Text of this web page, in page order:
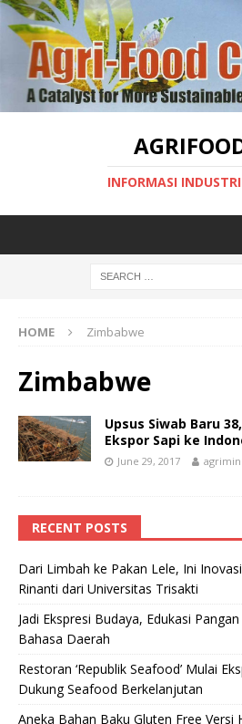
INFORMASI
HOME Zimbabwe
Zimbabwe
Upsus Siwab Baru
Ekspor Sapi ke
June 29, 2017
RECENT POSTS
Dari Limbah ke Pakan Lele, Ini
Rinanti dari Universitas Trisakti
Jadi Ekspresi Budaya, Edukasi
Bahasa Daerah
Restoran ‘Republik Seafood’ Mulai
Dukung Seafood Berkelanjutan
Aneka Bahan Baku Gluten Free Versi